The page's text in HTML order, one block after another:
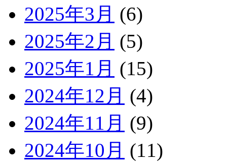
2025年3月 (6)
2025年2月 (5)
2025年1月 (15)
2024年12月 (4)
2024年11月 (9)
2024年10月 (11)